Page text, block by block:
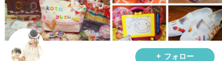
フォロー